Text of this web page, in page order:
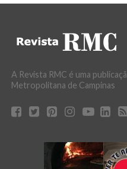
A Revista RMC é uma
Metropolitana de Campinas